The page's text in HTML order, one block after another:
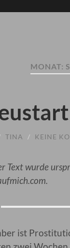
MONAT:
TINA / KEINE
Text wurde
ist